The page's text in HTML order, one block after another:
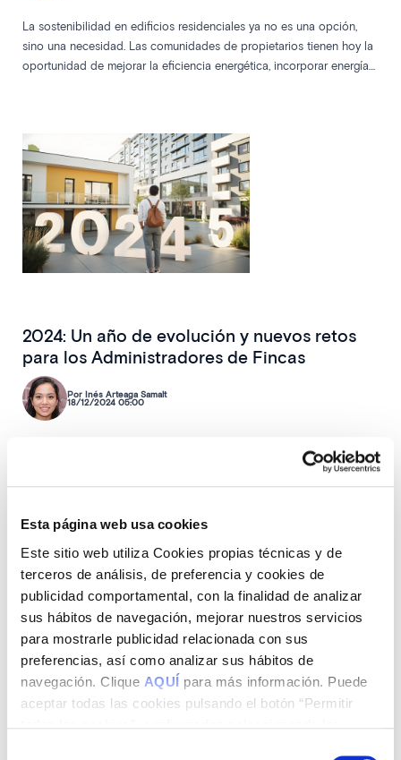
Esta página web usa cookies
Este sitio web utiliza Cookies propias técnicas y de
terceros de análisis, de preferencia y cookies de
publicidad comportamental, con la finalidad de analizar
sus hábitos de navegación, mejorar nuestros servicios
para mostrarle publicidad relacionada con sus
preferencias, así como analizar sus hábitos de
navegación. Clique AQUÍ para más información. Puede
aceptar todas las cookies pulsando el botón “Permitir
La sostenibilidad en edificios residenciales ya no es una opción,
sino una necesidad. Las comunidades de propietarios tienen hoy la
oportunidad de mejorar la eficiencia energética, incorporar energías
2024: Un año de evolución y nuevos retos
para los Administradores de Fincas
Por Inés Arteaga Samalt
18/12/2024 05:00
La administración de fincas ha experimentado un 2024 lleno de
transformaciones. Desde eventos sectoriales hasta reformas
legislativas, pasando por novedades tecnológicas, el año ha
inmobiliaria. En este artículo, repasamos los hitos más relevantes
que marcaron el curso del año y preparamos el terreno para los
desafíos venideros.